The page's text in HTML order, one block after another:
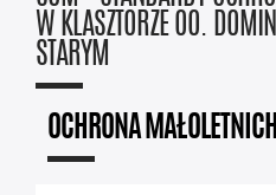
W KLASZTORZE OO.
STARYM
OCHRONA